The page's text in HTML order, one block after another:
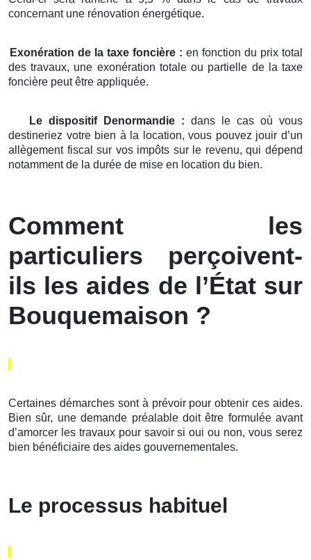
concernant une rénovation énergétique.
Exonération de la taxe foncière : en fonction du prix total
des travaux, une exonération totale ou partielle de la taxe
foncière peut être appliquée.
Le dispositif Denormandie : dans le cas où vous
destineriez votre bien à la location, vous pouvez jouir d’un
allègement fiscal sur vos impôts sur le revenu, qui dépend
notamment de la durée de mise en location du bien.
Comment les
particuliers perçoivent-
ils les aides de l’État sur
Bouquemaison ?
Certaines démarches sont à prévoir pour obtenir ces aides.
Bien sûr, une demande préalable doit être formulée avant
d’amorcer les travaux pour savoir si oui ou non, vous serez
bien bénéficiaire des aides gouvernementales.
Le processus habituel